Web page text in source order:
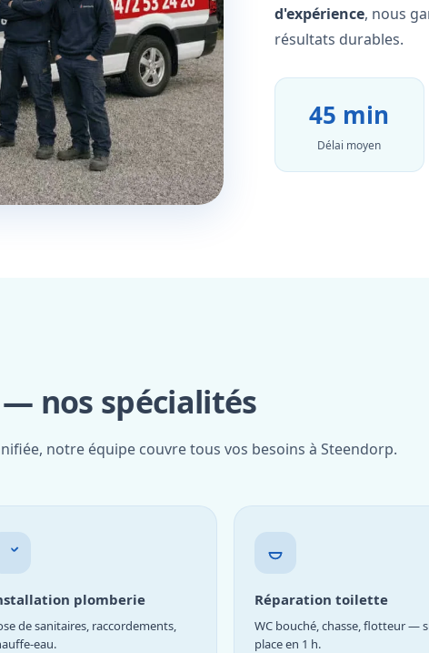
d'expérience, nous
résultats durables.
45 min
Délai moyen
nos spécialités
notre équipe couvre tous vos besoins à Steendorp.
plomberie
de sanitaires, raccordements,
eau.
Réparation toilette
WC bouché, chasse, flotteur —
place en 1 h.